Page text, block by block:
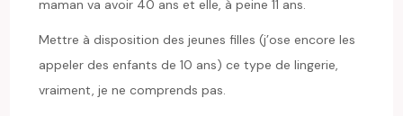
maman va avoir 40 ans et elle, à peine 11 ans.
Mettre à disposition des jeunes filles (j’ose encore les
appeler des enfants de 10 ans) ce type de lingerie,
vraiment, je ne comprends pas.